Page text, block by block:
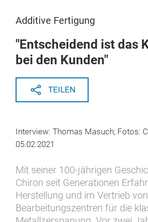
Additive Fertigung
"Entscheidend ist das
bei den Kunden"
TEILEN
Interview: Thomas Masuch; Fotos:
05.02.2021
Mit seiner 100-jährigen
Chiron seit Generationen
Herstellung und im Vertrieb von
Bearbeitungszentren für die